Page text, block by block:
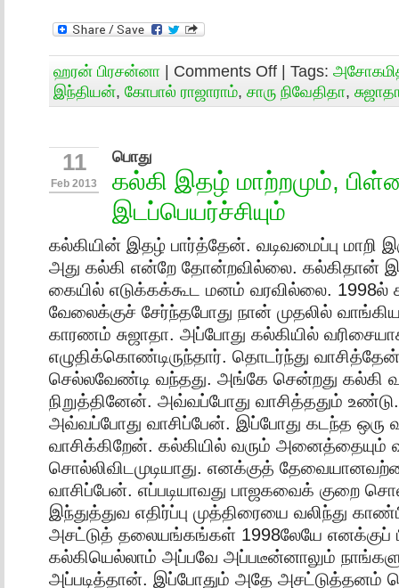
ஹரன் பிரசன்னா | Comments Off | Tags:
இந்தியன், கோபால் ராஜாராம், சாரு நிவேதிதா,
11
Feb 2013
பொது
கல்கி இதழ் மாற்றமும்,
இடப்பெயர்ச்சியும்
கல்கியின் இதழ் பார்த்தேன். வடிவமைப்பு மாறி
அது கல்கி என்றே தோன்றவில்லை. கல்கிதான்
கையில் எடுக்கக்கூட மனம் வரவில்லை. 1998ல்
வேலைக்குச் சேர்ந்தபோது நான் முதலில்
காரணம் சுஜாதா. அப்போது கல்கியில்
எழுதிக்கொண்டிருந்தார். தொடர்ந்து
செல்லவேண்டி வந்தது. அங்கே சென்றது கல்கி
நிறுத்தினேன். அவ்வப்போது வாசித்ததும்
அவ்வப்போது வாசிப்பேன். இப்போது கடந்த ஒரு
வாசிக்கிறேன். கல்கியில் வரும் அனைத்தையும்
சொல்லிவிடமுடியாது. எனக்குத்
வாசிப்பேன். எப்படியாவது பாஜகவைக் குறை
இந்துத்துவ எதிர்ப்பு முத்திரையை வலிந்து
அசட்டுத் தலையங்கங்கள் 1998லேயே எனக்குப்
கல்கியெல்லாம் அப்பவே அப்படீன்னாலும்
அப்படித்தான். இப்போதும் அதே அசட்டுத்தனம்